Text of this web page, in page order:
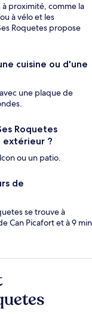
proximité, comme la
à vélo et les
Roquetes propose
cuisine ou d'une
une plaque de
Roquetes
extérieur ?
ou un patio.
de
se trouve à
Can Picafort et à 9 min